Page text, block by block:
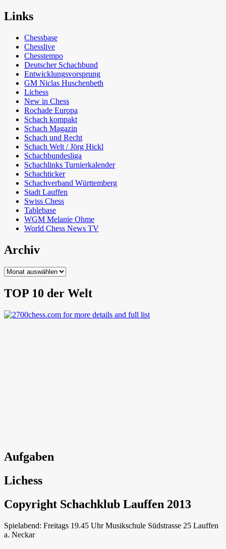
Links
Chessbase
Chesslive
Chesstempo
Deutscher Schachbund
Entwicklungsvorsprung
GM Niclas Huschenbeth
Lichess
New in Chess
Rochade Europa
Schach kompakt
Schach Magazin
Schach und Recht
Schach Welt / Jörg Hickl
Schachbundesliga
Schachlinks Turnierkalender
Schachticker
Schachverband Württemberg
Stadt Lauffen
Swiss Chess
Tablebase
WGM Melanie Ohme
World Chess News TV
Archiv
Archiv
TOP 10 der Welt
Aufgaben
Lichess
Copyright Schachklub Lauffen 2013
Spielabend: Freitags 19.45 Uhr Musikschule Südstrasse 25 Lauffen
a. Neckar